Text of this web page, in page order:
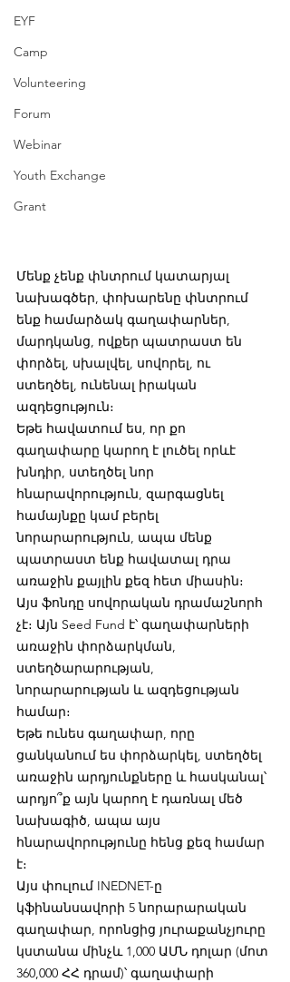
EYF
Camp
Volunteering
Forum
Webinar
Youth Exchange
Grant
Մենք չենք փնտրում կատարյալ
նախագծեր, փոխարենը փնտրում
ենք համարձակ գաղափարներ,
մարդկանց, ովքեր պատրաստ են
փորձել, սխալվել, սովորել, ու
ստեղծել, ունենալ իրական
ազդեցություն։
Եթե հավատում ես, որ քո
գաղափարը կարող է լուծել որևէ
խնդիր, ստեղծել նոր
հնարավորություն, զարգացնել
համայնքը կամ բերել
նորարարություն, ապա մենք
պատրաստ ենք հավատալ դրա
առաջին քայլին քեզ հետ միասին։
Այս ֆոնդը սովորական դրամաշնորհ
չէ։ Այն Seed Fund է՝ գաղափարների
առաջին փորձարկման,
ստեղծարարության,
նորարարության և ազդեցության
համար։
Եթե ունես գաղափար, որը
ցանկանում ես փորձարկել, ստեղծել
առաջին արդյունքները և հասկանալ՝
արդյո՞ք այն կարող է դառնալ մեծ
նախագիծ, ապա այս
հնարավորությունը հենց քեզ համար
է։
Այս փուլում INEDNET-ը
կֆինանսավորի 5 նորարարական
գաղափար, որոնցից յուրաքանչյուրը
կստանա մինչև 1,000 ԱՄՆ դոլար (մոտ
360,000 ՀՀ դրամ)՝ գաղափարի